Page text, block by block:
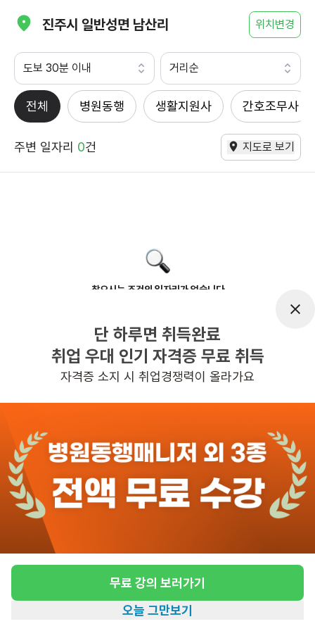
진주시 일반성면 남산리 위치변경
도보 30분 이내 거리순
전체 병원동행 생활지원사 간호조무사
주변 일자리 0건 지도로 보기
찾으시는 조건의 일자리가 없습니다
반경 3KM 이내의 일자리 확인하기
단 하루면 취득완료
취업 우대 인기 자격증 무료 취득
자격증 소지 시 취업경쟁력이 올라가요
무료 강의 보러가기
오늘 그만보기